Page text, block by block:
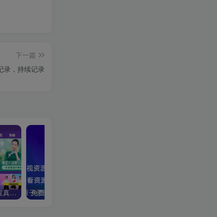
下一篇
录，持续记录
糖豆广场舞TV会员版，内置真人录制舞蹈教学视频！ 免费影视资源站去广告接口